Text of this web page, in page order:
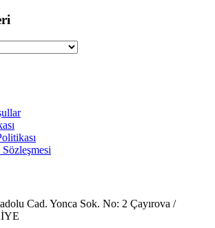
Sözleşmesi
Cad. Yonca Sok. No: 2 Çayırova /